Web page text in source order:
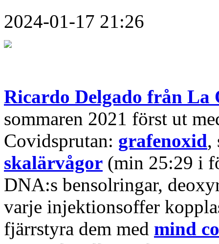
2024-01-17 21:26
Ricardo Delgado från La
sommaren 2021 först ut
Covidsprutan: grafenoxid,
skalärvågor (min 25:29 i
DNA:s bensolringar,
varje injektionsoffer
fjärrstyra dem med mind